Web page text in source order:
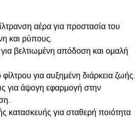
αέρα για προστασία του
και ρύπους.
βελτιωμένη απόδοση και ομαλή
φίλτρου για αυξημένη διάρκεια ζωής.
για άψογη εφαρμογή στην
κατασκευής για σταθερή ποιότητα